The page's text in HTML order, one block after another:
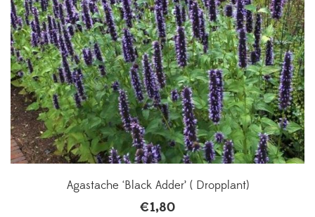
Agastache ‘Black Adder’ ( Dropplant)
€1,80